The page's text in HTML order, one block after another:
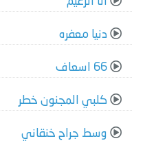
دنيا معفره
66 اسعاف
كلبي المجنون خطر
وسط جراح خنقاني